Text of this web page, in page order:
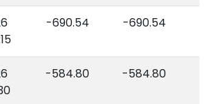
-690.54 -690.54
-584.80 -584.80